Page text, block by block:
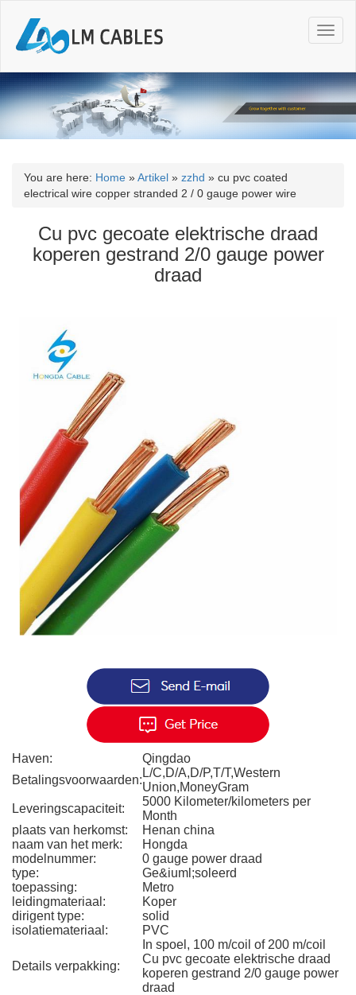
T
o
g
l
n
a
You are here: Home »Artikel » zzhd » cu pvc coated
electrical wire copper stranded 2 / 0 gauge power wire
Cu pvc gecoate elektrische draad
koperen gestrand 2/0 gauge power
draad
Haven:
Qingdao
Betalingsvoorwaarden:
L/C,D/A,D/P,T/T,Western
Union,MoneyGram
Leveringscapaciteit:
5000 Kilometer/kilometers per
Month
plaats van herkomst:
Henan china
naam van het merk:
Hongda
modelnummer:
0 gauge power draad
type:
Ge&iuml;soleerd
toepassing:
Metro
leidingmateriaal:
Koper
dirigent type:
solid
isolatiemateriaal:
PVC
Details verpakking:
In spoel, 100 m/coil of 200 m/coil
Cu pvc gecoate elektrische draad
koperen gestrand 2/0 gauge power
draad